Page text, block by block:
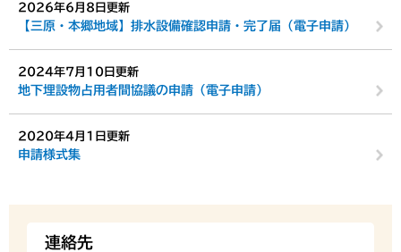
2026年6月8日更新
【三原・本郷地域】排水設備確認申請・完了届（電子申請）
2024年7月10日更新
地下埋設物占用者間協議の申請（電子申請）
2020年4月1日更新
申請様式集
連絡先